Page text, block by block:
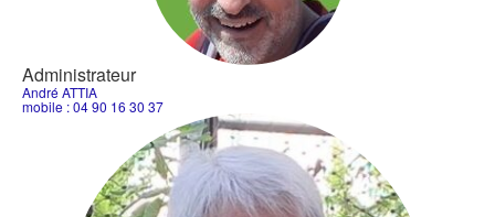
Administrateur
André ATTIA
mobile : 04 90 16 30 37